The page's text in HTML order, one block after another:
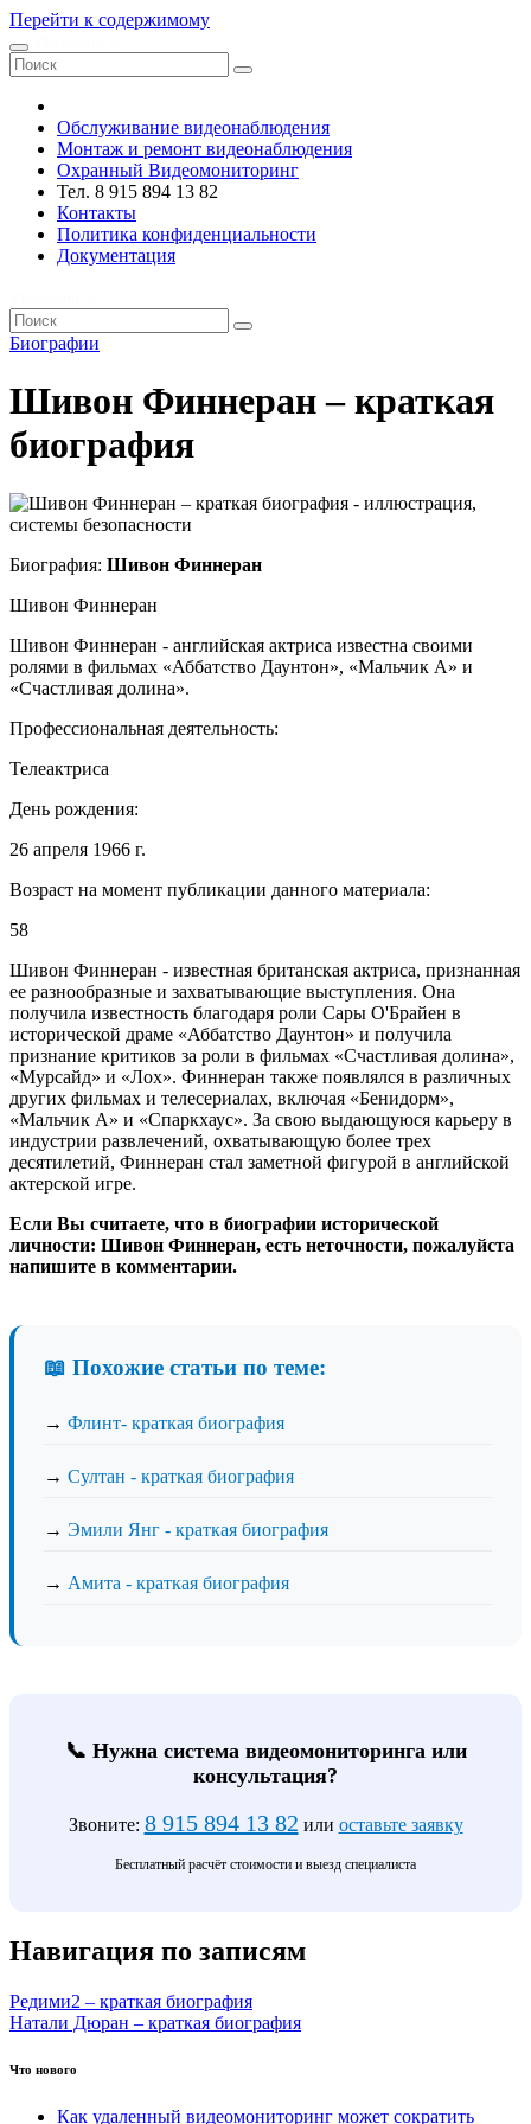
Перейти к содержимому
Обслуживание видеонаблюдения
Монтаж и ремонт видеонаблюдения
Охранный Видеомониторинг
Тел. 8 915 894 13 82
Контакты
Политика конфиденциальности
Документация
Биографии
Шивон Финнеран – краткая
биография
Биография: Шивон Финнеран
Шивон Финнеран
Шивон Финнеран - английская актриса известна своими
ролями в фильмах «Аббатство Даунтон», «Мальчик А» и
«Счастливая долина».
Профессиональная деятельность:
Телеактриса
День рождения:
26 апреля 1966 г.
Возраст на момент публикации данного материала:
58
Шивон Финнеран - известная британская актриса, признанная
ее разнообразные и захватывающие выступления. Она
получила известность благодаря роли Сары О'Брайен в
исторической драме «Аббатство Даунтон» и получила
признание критиков за роли в фильмах «Счастливая долина»,
«Мурсайд» и «Лох». Финнеран также появлялся в различных
других фильмах и телесериалах, включая «Бенидорм»,
«Мальчик А» и «Спаркхаус». За свою выдающуюся карьеру в
индустрии развлечений, охватывающую более трех
десятилетий, Финнеран стал заметной фигурой в английской
актерской игре.
Если Вы считаете, что в биографии исторической
личности: Шивон Финнеран, есть неточности, пожалуйста
напишите в комментарии.
📖 Похожие статьи по теме:
→ Флинт- краткая биография
→ Султан - краткая биография
→ Эмили Янг - краткая биография
→ Амита - краткая биография
📞 Нужна система видеомониторинга или
консультация?
Звоните: 8 915 894 13 82 или оставьте заявку
Бесплатный расчёт стоимости и выезд специалиста
Навигация по записям
Редими2 – краткая биография
Натали Дюран – краткая биография
Что нового
Как удаленный видеомониторинг может сократить